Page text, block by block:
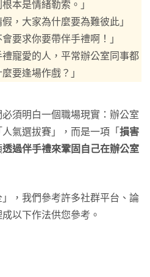
本是情緒勒索。」
，大家為什麼要為難彼此」
要求你要帶伴手禮啊！」
禮寵愛的人，平常辦公室同事都
要逢場作戲？」
須明白一個職場現實：辦公室
氣選拔賽」，而是一項「 損害
透過伴手禮來鞏固自己在辦公室
，我們參考許多社群平台、論
以下作法供您參考。